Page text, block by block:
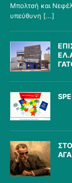
Μπολτσή και
υπεύθυνη [...]